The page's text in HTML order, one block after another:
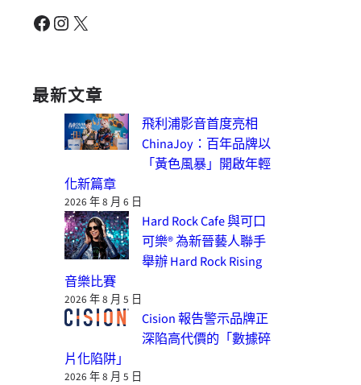
Facebook Instagram X
最新文章
飛利浦影音首度亮相
ChinaJoy：百年品牌以
「黃色風暴」開啟年輕
化新篇章
2026 年 8 月 6 日
Hard Rock Cafe 與可口
可樂® 為新晉藝人聯手
舉辦 Hard Rock Rising
音樂比賽
2026 年 8 月 5 日
Cision 報告警示品牌正
深陷高代價的「數據碎
片化陷阱」
2026 年 8 月 5 日